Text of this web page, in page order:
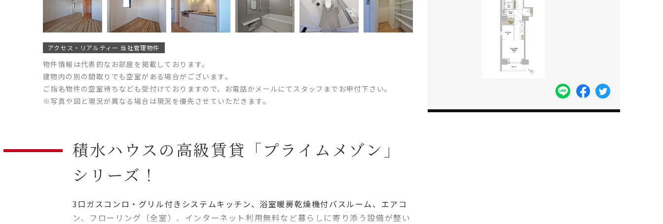
アクセス・リアルティー 当社管理物件
物件情報は代表的なお部屋を掲載しております。
建物内の別の間取りでも空室がある場合がございます。
ご指名物件の空室待ちなども受付けておりますので、お電話かメールにてスタッフまでお申付下さい。
※写真や図と現況が異なる場合は現況を優先させていただきます。
積水ハウスの高級賃貸「プライムメゾン」
シリーズ！
3口ガスコンロ・グリル付きシステムキッチン、浴室暖房乾燥機付バスルーム、エアコ
ン、フローリング（全室）、インターネット利用無料など暮らしに寄り添う設備が整い